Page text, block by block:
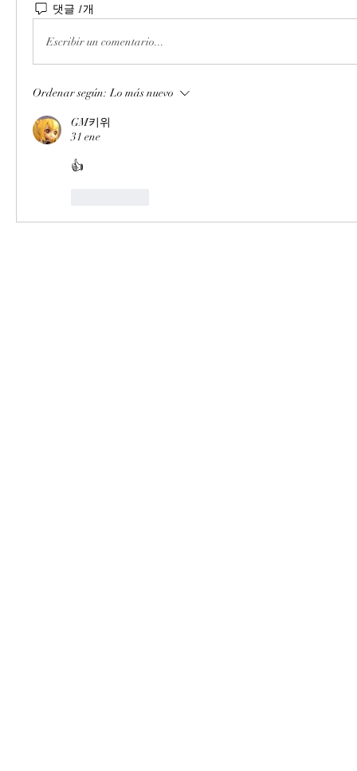
댓글 1개
Escribir un comentario...
Ordenar según: Lo más nuevo
GM키위
31 ene
👍